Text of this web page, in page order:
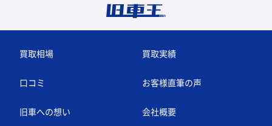
買取相場 買取実績
口コミ お客様直筆の声
旧車への想い 会社概要